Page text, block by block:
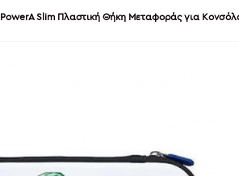
PowerA Slim Πλαστική Θήκη Μεταφοράς για